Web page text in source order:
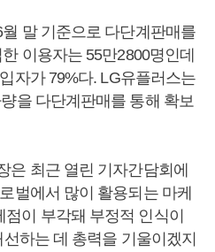
말 기준으로 다단계판매를
이용자는 55만2800명인데
자가 79%다. LG유플러스는
을 다단계판매를 통해 확보
은 최근 열린 기자간담회에
벌에서 많이 활용되는 마케
이 부각돼 부정적 인식이
하는 데 총력을 기울이겠지